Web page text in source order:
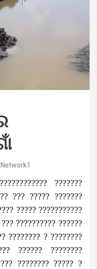
???????
??? ????? ???????
????? ???????????
?????????? ??????
???????? ? ????????
?????? ????????
???????? ????? ?